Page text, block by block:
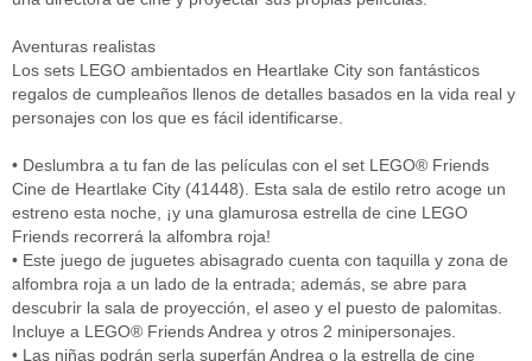
Aventuras realistas
Los sets LEGO ambientados en Heartlake City son fantásticos
regalos de cumpleaños llenos de detalles basados en la vida real y
personajes con los que es fácil identificarse.
• Deslumbra a tu fan de las películas con el set LEGO® Friends
Cine de Heartlake City (41448). Esta sala de estilo retro acoge un
estreno esta noche, ¡y una glamurosa estrella de cine LEGO
Friends recorrerá la alfombra roja!
• Este juego de juguetes abisagrado cuenta con taquilla y zona de
alfombra roja a un lado de la entrada; además, se abre para
descubrir la sala de proyección, el aseo y el puesto de palomitas.
Incluye a LEGO® Friends Andrea y otros 2 minipersonajes.
• Las niñas podrán serla superfán Andrea o la estrella de cine